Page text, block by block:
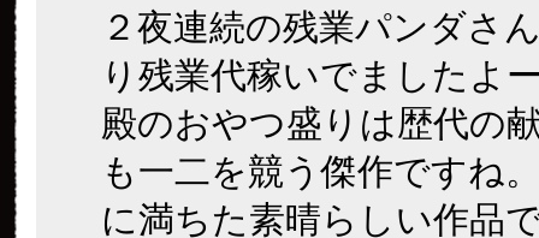
２夜連続の残業パンダさ
り残業代稼いでましたよ
殿のおやつ盛りは歴代の
も一二を競う傑作ですね
に満ちた素晴らしい作品